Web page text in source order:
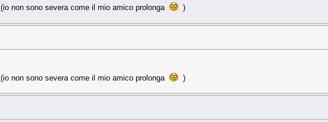
(io non sono severa come il mio amico prolonga )
(io non sono severa come il mio amico prolonga )